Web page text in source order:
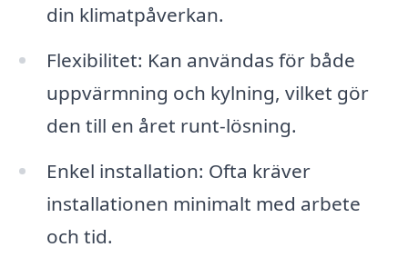
din klimatpåverkan.
Flexibilitet: Kan användas för både
uppvärmning och kylning, vilket gör
den till en året runt-lösning.
Enkel installation: Ofta kräver
installationen minimalt med arbete
och tid.